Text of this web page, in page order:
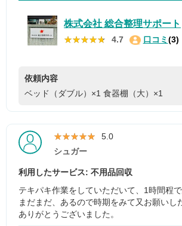
株式会社 総合整理サポート
★★★★★
★★★★★ 4.7 口コミ (3)
依頼内容
ベッド（ダブル）×1 食器棚（大）×1
★★★★★
★★★★★ 5.0
シュガー
利用したサービス: 不用品回収
テキパキ作業をしていただいて、1時間程で
まだまだ、あるので時期をみて又お願いし
ありがとうございました。